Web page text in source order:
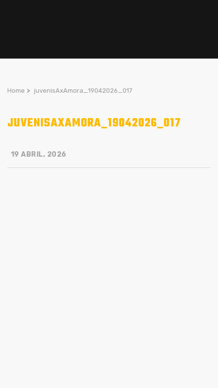
Home > juvenisAxAmora_19042026_017
JUVENISAXAMORA_19042026_017
19 ABRIL, 2026